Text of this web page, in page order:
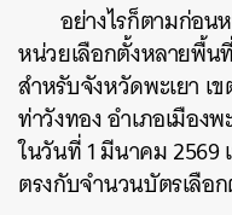
อย่างไรก็ตามก่อน
หน่วยเลือกตั้งหลายพื้
สำหรับจังหวัดพะเยา เ
ท่าวังทอง อำเภอเมือง
ในวันที่ 1 มีนาคม 2569
ตรงกับจำนวนบัตรเลือ